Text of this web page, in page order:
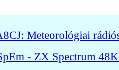
Meteorológiai
- ZX Spectrum